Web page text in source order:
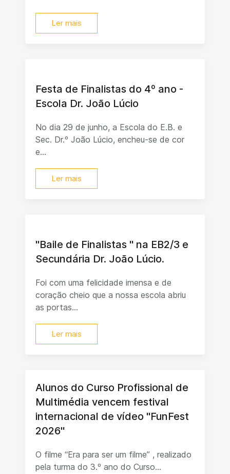
Ler mais
Festa de Finalistas do 4º ano -
Escola Dr. João Lúcio
No dia 29 de junho, a Escola do E.B. e
Sec. Dr.º João Lúcio, encheu-se de cor
e...
Ler mais
"Baile de Finalistas " na EB2/3 e
Secundária Dr. João Lúcio.
Foi com uma felicidade imensa e de
coração cheio que a nossa escola abriu
as portas...
Ler mais
Alunos do Curso Profissional de
Multimédia vencem festival
internacional de vídeo "FunFest
2026"
O filme “Era para ser um filme” , realizado
pela turma do 3.º ano do Curso...